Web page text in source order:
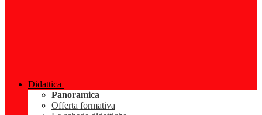
Didattica
Panoramica
Offerta formativa